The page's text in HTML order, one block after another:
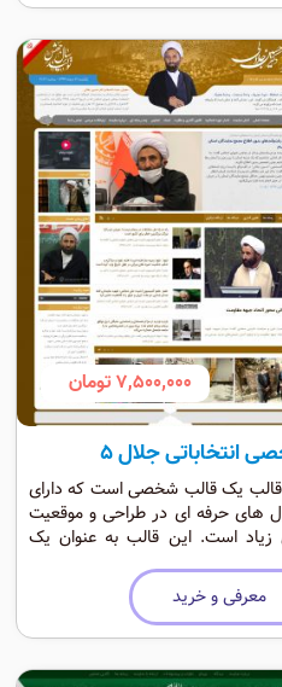
7,500,000 تومان
انتخاباتی جلال 5
یک قالب شخصی است که دارای
های حرفه ای در طراحی و موقعیت
زیاد است. این قالب به عنوان یک
انتخاباتی و شخصی حرفه ای است که
دارد.
معرفی و خرید